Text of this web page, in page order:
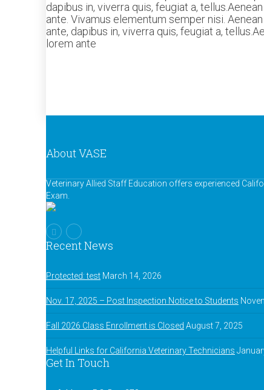
dapibus in, viverra quis, feugiat a,
ante. Vivamus elementum semper nisi.
ante, dapibus in, viverra quis, feugiat a,
lorem ante
About VASE
Veterinary Allied Staff Education offers experienced
Exam.
Recent News
Protected: test March 14, 2026
Nov. 17, 2025 – Post Inspection Notice to Students
Fall 2026 Class Enrollment is Closed August 7, 2025
Helpful Links for California Veterinary Technicians
Get In Touch